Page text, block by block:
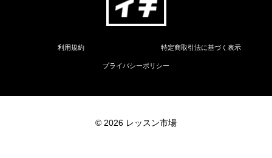
利用規約 特定商取引法に基づく表示
プライバシーポリシー
© 2026 レッスン市場